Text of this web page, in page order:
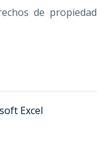
de propiedad
Excel